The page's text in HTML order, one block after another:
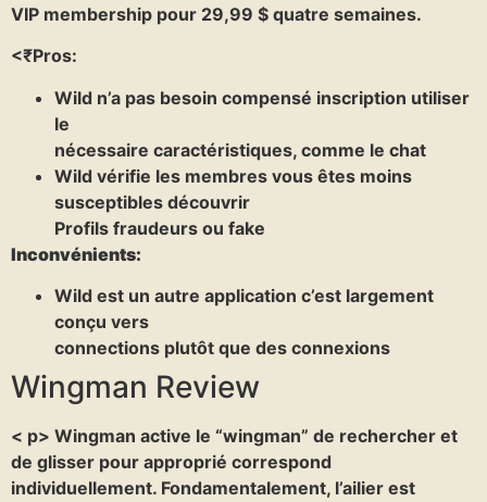
VIP membership pour 29,99 $ quatre semaines.
<₹Pros:
Wild n’a pas besoin compensé inscription utiliser
le
nécessaire caractéristiques, comme le chat
Wild vérifie les membres vous êtes moins
susceptibles découvrir
Profils fraudeurs ou fake
Inconvénients:
Wild est un autre application c’est largement
conçu vers
connections plutôt que des connexions
Wingman Review
< p> Wingman active le “wingman” de rechercher et
de glisser pour approprié correspond
individuellement. Fondamentalement, l’ailier est